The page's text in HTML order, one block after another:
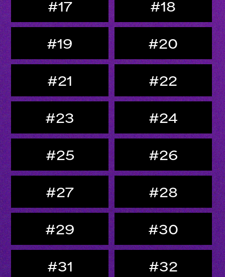
#17
#18
#19
#20
#21
#22
#23
#24
#25
#26
#27
#28
#29
#30
#31
#32